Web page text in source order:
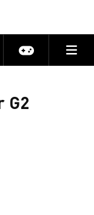
Actu jeux
G2